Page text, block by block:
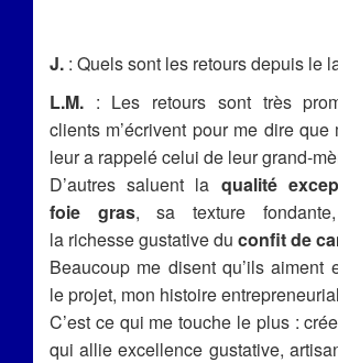
J. : Quels sont les retours depuis le
L.M. : Les retours sont très
clients m’écrivent pour me dire que
leur a rappelé celui de leur grand-
D’autres saluent la qualité
foie gras, sa texture
la richesse gustative du confit de
Beaucoup me disent qu’ils aiment
le projet, mon histoire
C’est ce qui me touche le plus :
qui allie excellence gustative,